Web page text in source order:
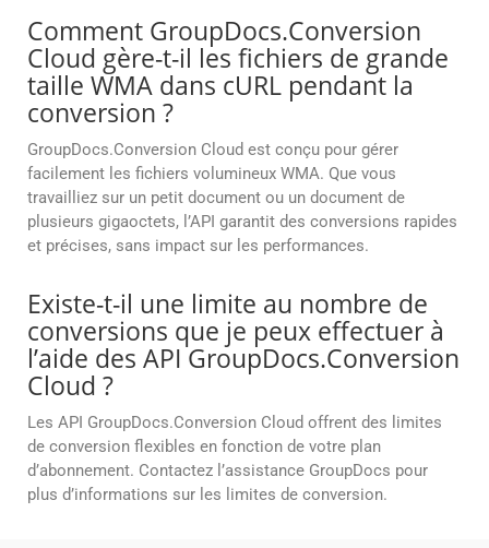
Comment GroupDocs.Conversion
Cloud gère-t-il les fichiers de grande
taille WMA dans cURL pendant la
conversion ?
GroupDocs.Conversion Cloud est conçu pour gérer
facilement les fichiers volumineux WMA. Que vous
travailliez sur un petit document ou un document de
plusieurs gigaoctets, l’API garantit des conversions rapides
et précises, sans impact sur les performances.
Existe-t-il une limite au nombre de
conversions que je peux effectuer à
l’aide des API GroupDocs.Conversion
Cloud ?
Les API GroupDocs.Conversion Cloud offrent des limites
de conversion flexibles en fonction de votre plan
d’abonnement. Contactez l’assistance GroupDocs pour
plus d’informations sur les limites de conversion.